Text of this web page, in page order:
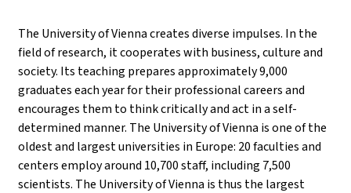
The University of Vienna creates diverse impulses. In the
field of research, it cooperates with business, culture and
society. Its teaching prepares approximately 9,000
graduates each year for their professional careers and
encourages them to think critically and act in a self-
determined manner. The University of Vienna is one of the
oldest and largest universities in Europe: 20 faculties and
centers employ around 10,700 staff, including 7,500
scientists. The University of Vienna is thus the largest